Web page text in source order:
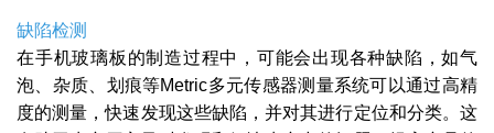
缺陷检测
在手机玻璃板的制造过程中，可能会出现各种缺陷，如气
泡、杂质、划痕等Metric多元传感器测量系统可以通过高精
度的测量，快速发现这些缺陷，并对其进行定位和分类。这